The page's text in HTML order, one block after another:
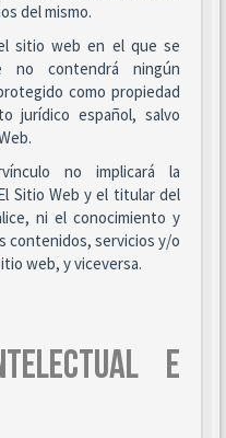
del mismo.
sitio web en el que se
no contendrá ningún
como propiedad
jurídico español, salvo
no implicará la
Sitio Web y el titular del
ni el conocimiento y
contenidos, servicios y/o
web, y viceversa.
E